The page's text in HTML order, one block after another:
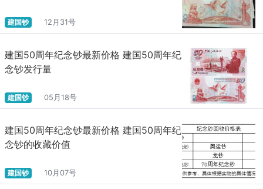
建国钞 12月31号
建国50周年纪念钞最新价格 建国50周年纪
念钞发行量
建国钞 05月18号
建国50周年纪念钞最新价格 建国50周年纪
念钞的收藏价值
建国钞 10月07号